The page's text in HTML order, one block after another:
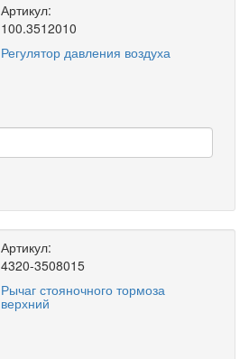
Артикул:
100.3512010
Регулятор давления воздуха
Артикул:
4320-3508015
Рычаг стояночного тормоза
верхний